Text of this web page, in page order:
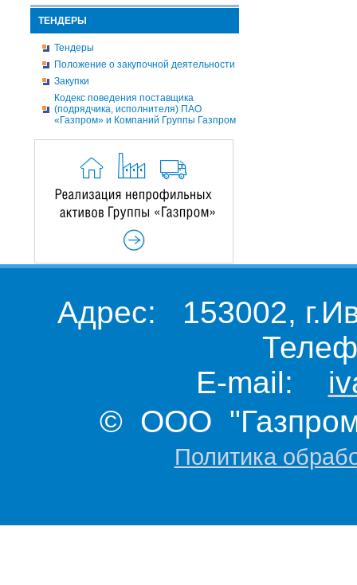
ТЕНДЕРЫ
Тендеры
Положение о закупочной деятельности
Закупки
Кодекс поведения поставщика
(подрядчика, исполнителя) ПАО
«Газпром» и Компаний Группы Газпром
Адрес: 153002,
E-mail:
© ООО "Газпром
Политика